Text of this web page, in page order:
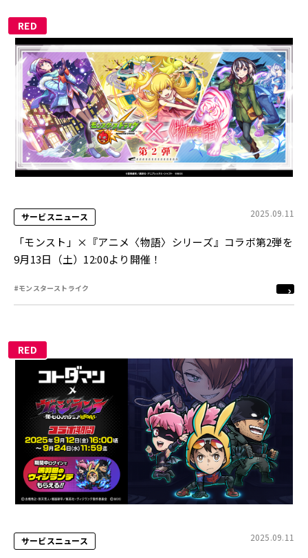
RED
サービスニュース 2025.09.11
「モンスト」×『アニメ〈物語〉シリーズ』コラボ第2弾を
9月13日（土）12:00より開催！
#モンスターストライク
RED
サービスニュース 2025.09.11